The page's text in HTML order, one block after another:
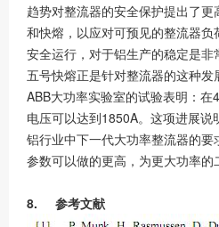
趋势对整流器的安全保护提出了
和快熔，以应对可预见的整流器
安全运行，对于铝生产的稳定是非
五号快熔正是针对整流器的这种
ABB大功率实验室的试验表明：
电压可以达到1850A。这项进展说
铝行业中下一代大功率整流器的
参数可以做的更高，为更大功率的
8. 参考文献